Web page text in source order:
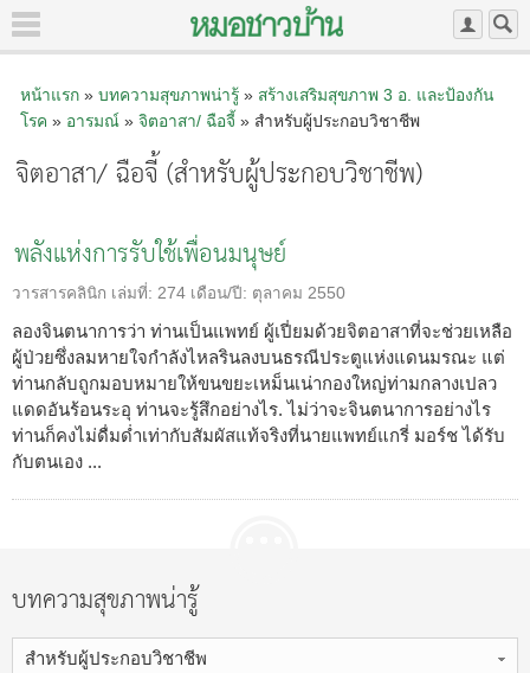
หน้าแรก» บทความสุขภาพน่ารู้» สร้างเสริมสุขภาพ 3 อ.​ และป้องกัน
โรค » อารมณ์» จิตอาสา/ ฉือจี้ » สำหรับผู้ประกอบวิชาชีพ
จิตอาสา/ ฉือจี้ (สำหรับผู้ประกอบวิชาชีพ)
พลังแห่งการรับใช้เพื่อนมนุษย์
วารสารคลินิก เล่มที่: 274 เดือน/ปี: ตุลาคม 2550
ลองจินตนาการว่า ท่านเป็นแพทย์ ผู้เปี่ยมด้วยจิตอาสาที่จะช่วยเหลือ
ผู้ป่วยซึ่งลมหายใจกำลังไหลรินลงบนธรณีประตูแห่งแดนมรณะ แต่
ท่านกลับถูกมอบหมายให้ขนขยะเหม็นเน่ากองใหญ่ท่ามกลางเปลว
แดดอันร้อนระอุ ท่านจะรู้สึกอย่างไร. ไม่ว่าจะจินตนาการอย่างไร
ท่านก็คงไม่ดื่มด่ำเท่ากับสัมผัสแท้จริงที่นายแพทย์แกรี่ มอร์ช ได้รับ
กับตนเอง ...
บทความสุขภาพน่ารู้
สำหรับผู้ประกอบวิชาชีพ